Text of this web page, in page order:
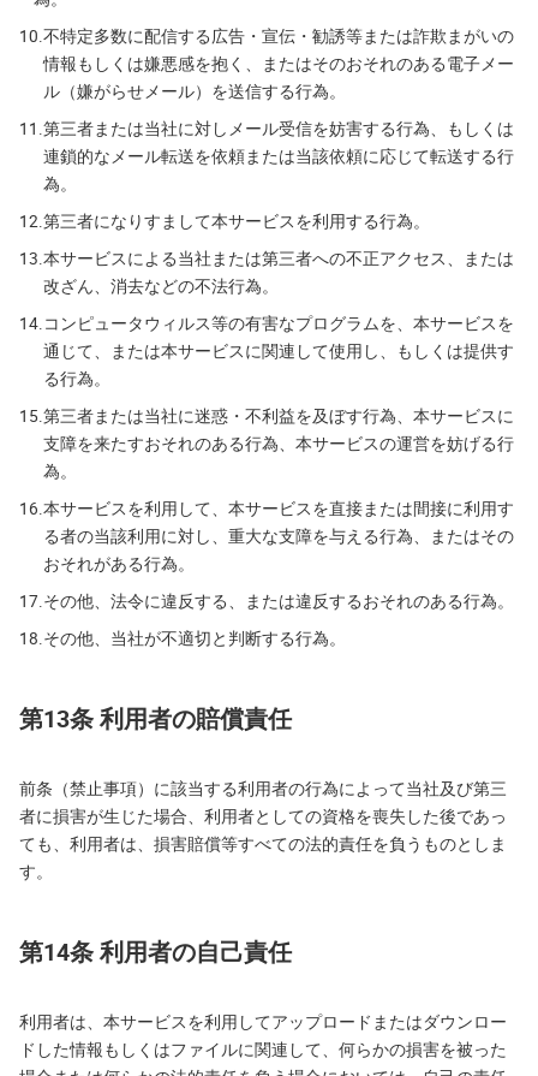
10.不特定多数に配信する広告・宣伝・勧誘等または詐欺まがいの
情報もしくは嫌悪感を抱く、またはそのおそれのある電子メー
ル（嫌がらせメール）を送信する行為。
11.第三者または当社に対しメール受信を妨害する行為、もしくは
連鎖的なメール転送を依頼または当該依頼に応じて転送する行
為。
12.第三者になりすまして本サービスを利用する行為。
13.本サービスによる当社または第三者への不正アクセス、または
改ざん、消去などの不法行為。
14.コンピュータウィルス等の有害なプログラムを、本サービスを
通じて、または本サービスに関連して使用し、もしくは提供す
る行為。
15.第三者または当社に迷惑・不利益を及ぼす行為、本サービスに
支障を来たすおそれのある行為、本サービスの運営を妨げる行
為。
16.本サービスを利用して、本サービスを直接または間接に利用す
る者の当該利用に対し、重大な支障を与える行為、またはその
おそれがある行為。
17.その他、法令に違反する、または違反するおそれのある行為。
18.その他、当社が不適切と判断する行為。
第13条 利用者の賠償責任
前条（禁止事項）に該当する利用者の行為によって当社及び第三
者に損害が生じた場合、利用者としての資格を喪失した後であっ
ても、利用者は、損害賠償等すべての法的責任を負うものとしま
す。
第14条 利用者の自己責任
利用者は、本サービスを利用してアップロードまたはダウンロー
ドした情報もしくはファイルに関連して、何らかの損害を被った